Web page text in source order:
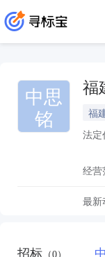
中思
铭
福
福
法定
经营
最新
招标 （0）